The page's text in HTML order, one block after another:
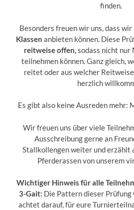
finden.
Besonders freuen wir uns, dass
Klassen anbieten können. Diese
reitweise offen,sodass nicht
teilnehmen können. Ganz gleich,
reitet oder aus welcher
herzlich
Es gibt also keine Ausreden mehr:
Wir freuen uns über viele
Ausschreibung gerne an
Stallkollengen weiter und erzählt
Pferderassen von unserem
Wichtiger Hinweis für alle
3-Gait: Die Pattern dieser
achtet darauf, für eure